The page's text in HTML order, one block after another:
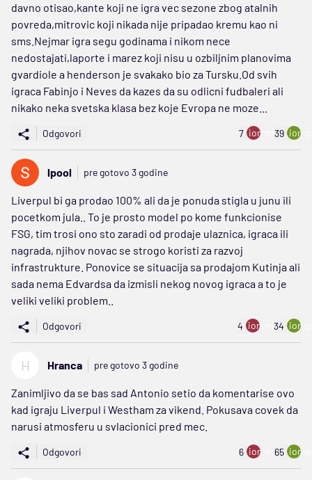
davno otisao,kante koji ne igra vec sezone zbog atalnih
povreda,mitrovic koji nikada nije pripadao kremu kao ni
sms.Nejmar igra segu godinama i nikom nece
nedostajati,laporte i marez koji nisu u ozbiljnim planovima
gvardiole a henderson je svakako bio za Tursku.Od svih
igraca Fabinjo i Neves da kazes da su odlicni fudbaleri ali
nikako neka svetska klasa bez koje Evropa ne moze...
Odgovori 7 ion:minus
39
lpool pre gotovo 3 godine
Liverpul bi ga prodao 100% ali da je ponuda stigla u junu ili
pocetkom jula.. To je prosto model po kome funkcionise
FSG, tim trosi ono sto zaradi od prodaje ulaznica, igraca ili
nagrada, njihov novac se strogo koristi za razvoj
infrastrukture. Ponovice se situacija sa prodajom Kutinja ali
sada nema Edvardsa da izmisli nekog novog igraca a to je
veliki veliki problem..
Odgovori 4 ion:minus
34
H Hranca pre gotovo 3 godine
Zanimljivo da se bas sad Antonio setio da komentarise ovo
kad igraju Liverpul i Westham za vikend. Pokusava covek da
narusi atmosferu u svlacionici pred mec.
Odgovori 6 ion:minus
65